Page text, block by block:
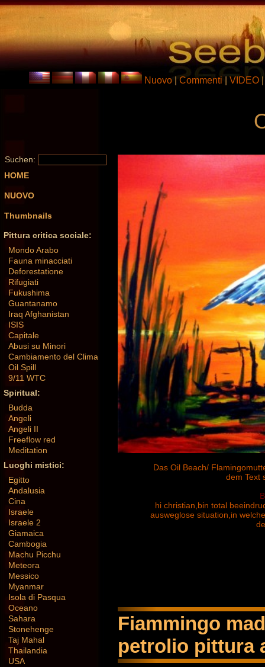
Nuovo Commenti VIDEO
Suchen:
HOME
NUOVO
Thumbnails
Pittura critica sociale:
Mondo Arabo
Fauna minacciati
Deforestatione
Rifugiati
Fukushima
Guantanamo
Iraq Afghanistan
ISIS
Capitale
Abusi su Minori
Cambiamento del Clima
Oil Spill
9/11 WTC
Spiritual:
Budda
Angeli
Angeli II
Freeflow red
Meditation
Luoghi mistici:
Egitto
Andalusia
Cina
Israele
Israele 2
Giamaica
Cambogia
Machu Picchu
Meteora
Messico
Myanmar
Isola di Pasqua
Oceano
Sahara
Stonehenge
Taj Mahal
Thailandia
USA
Das Oil Beach/
dem Text
hi christian,bin total
ausweglose situation,in
Fiammingo
petrolio pittura